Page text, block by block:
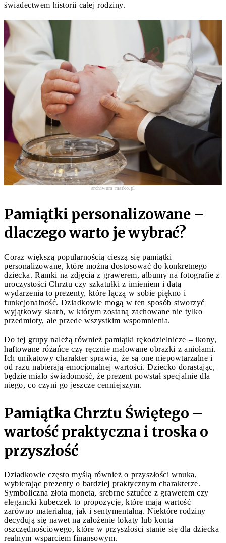
świadectwem historii całej rodziny.
archiwum marko.pl
Pamiątki personalizowane –
dlaczego warto je wybrać?
Coraz większą popularnością cieszą się pamiątki
personalizowane, które można dostosować do konkretnego
dziecka. Ramki na zdjęcia z grawerem, albumy na fotografie z
uroczystości Chrztu czy szkatułki z imieniem i datą
wydarzenia to prezenty, które łączą w sobie piękno i
funkcjonalność. Dziadkowie mogą w ten sposób stworzyć
wyjątkowy skarb, w którym zostaną zachowane nie tylko
przedmioty, ale przede wszystkim wspomnienia.
Do tej grupy należą również pamiątki rękodzielnicze – ikony,
haftowane różańce czy ręcznie malowane obrazki z aniołami.
Ich unikatowy charakter sprawia, że są one niepowtarzalne i
od razu nabierają emocjonalnej wartości. Dziecko dorastając,
będzie miało świadomość, że prezent powstał specjalnie dla
niego, co czyni go jeszcze cenniejszym.
Pamiątka Chrztu Świętego –
wartość praktyczna i troska o
przyszłość
Dziadkowie często myślą również o przyszłości wnuka,
wybierając prezenty o bardziej praktycznym charakterze.
Symboliczna złota moneta, srebrne sztućce z grawerem czy
elegancki kubeczek to propozycje, które mają wartość
zarówno materialną, jak i sentymentalną. Niektóre rodziny
decydują się nawet na założenie lokaty lub konta
oszczędnościowego, które w przyszłości stanie się dla dziecka
realnym wsparciem finansowym.